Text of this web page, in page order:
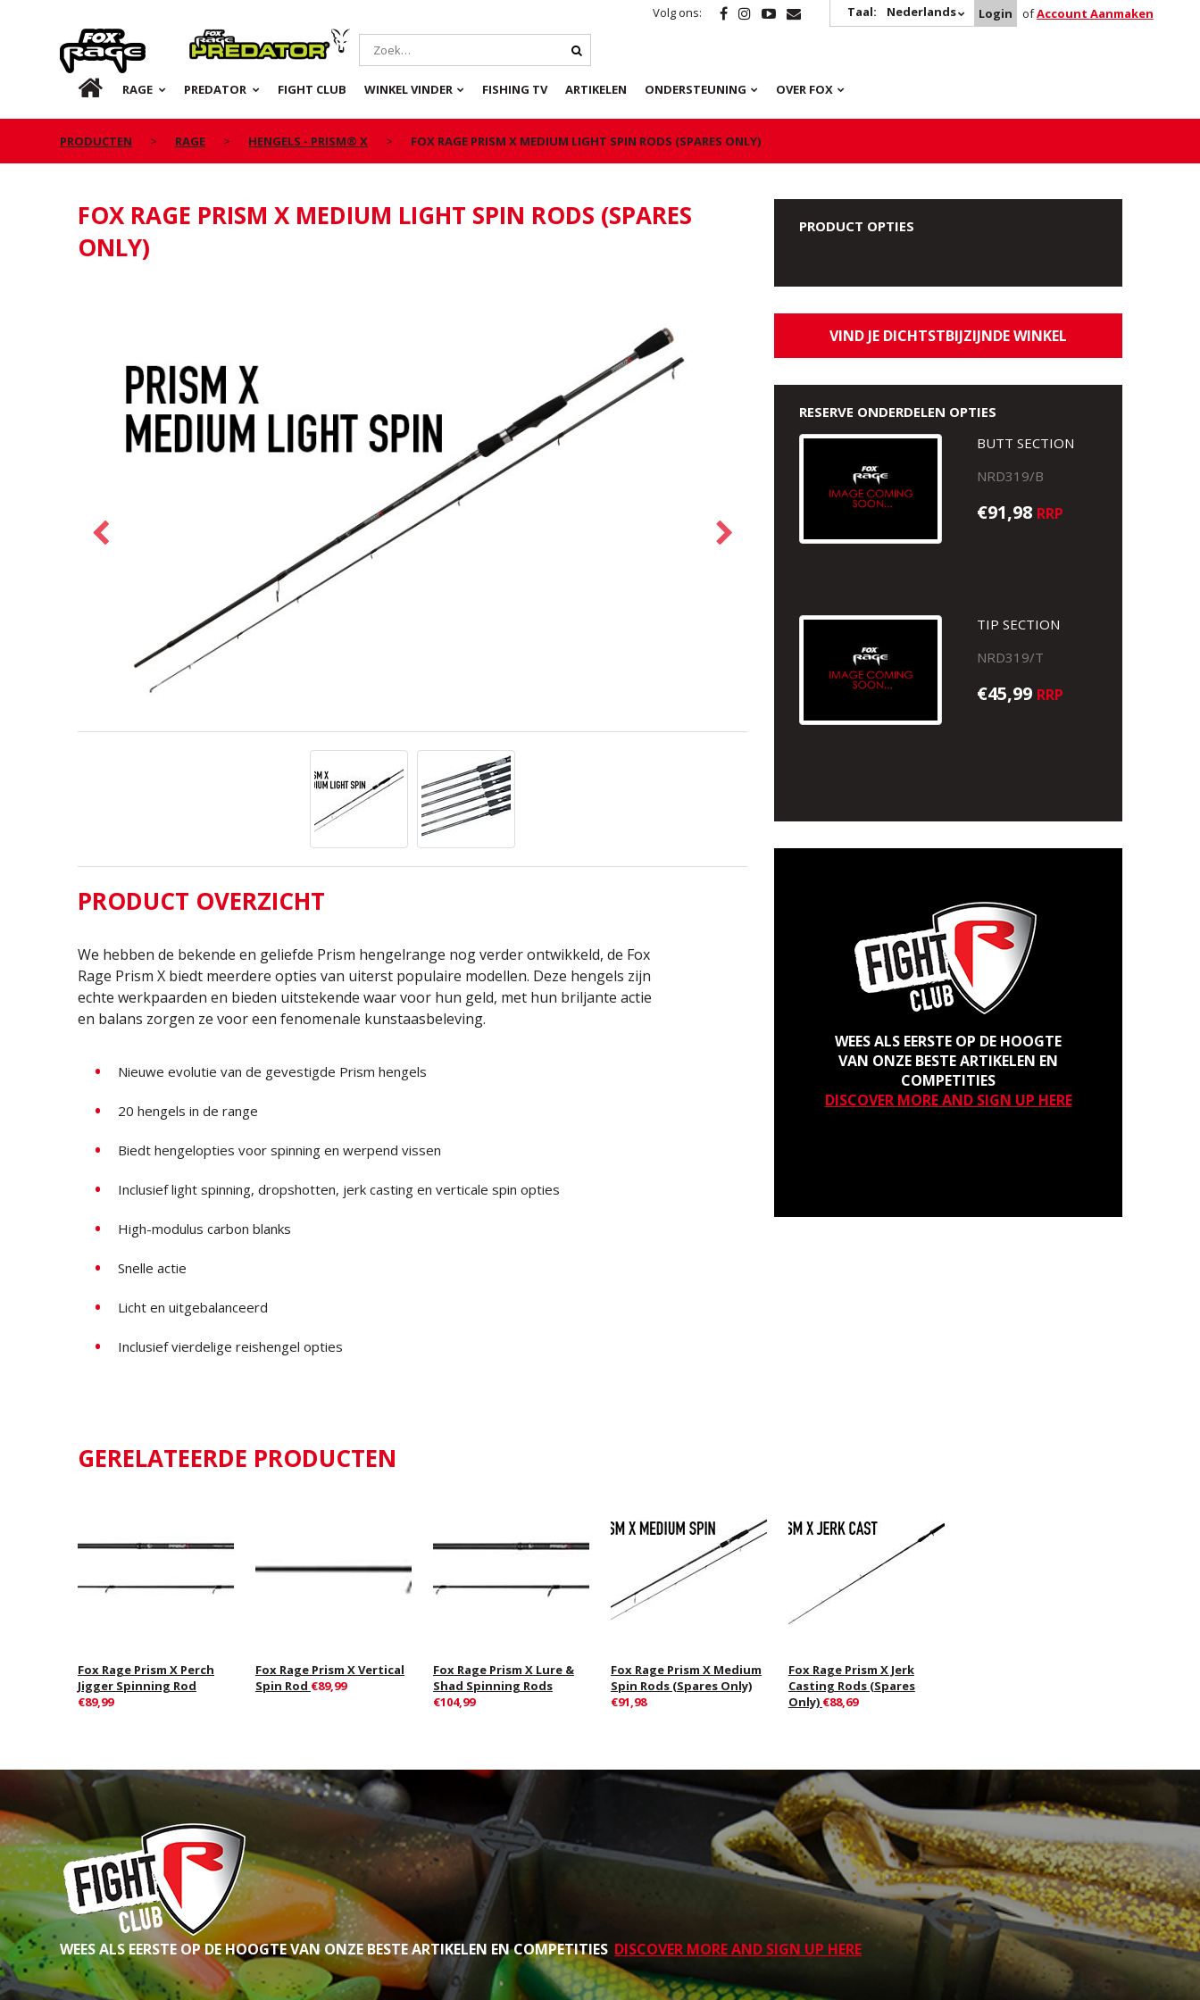
Volg ons: Taal: Nederlands Login ofAccount Aanmaken
Rage Predator
NL RAGE PREDATOR FIGHT CLUB WINKEL VINDER FISHING TV ARTIKELEN ONDERSTEUNING OVER FOX
PRODUCTEN RAGE HENGELS - PRISM® X FOX RAGE PRISM X MEDIUM LIGHT SPIN RODS (SPARES ONLY)
FOX RAGE PRISM X MEDIUM LIGHT SPIN RODS (SPARES
ONLY)
PRODUCT OVERZICHT
We hebben de bekende en geliefde Prism hengelrange nog verder ontwikkeld, de Fox
Rage Prism X biedt meerdere opties van uiterst populaire modellen. Deze hengels zijn
echte werkpaarden en bieden uitstekende waar voor hun geld, met hun briljante actie
en balans zorgen ze voor een fenomenale kunstaasbeleving.
Nieuwe evolutie van de gevestigde Prism hengels
20 hengels in de range
Biedt hengelopties voor spinning en werpend vissen
Inclusief light spinning, dropshotten, jerk casting en verticale spin opties
High-modulus carbon blanks
Snelle actie
Licht en uitgebalanceerd
Inclusief vierdelige reishengel opties
PRODUCT OPTIES
VIND JE DICHTSTBIJZIJNDE WINKEL
RESERVE ONDERDELEN OPTIES
BUTT SECTION
NRD319/B
€91,98 RRP
TIP SECTION
NRD319/T
€45,99 RRP
WEES ALS EERSTE OP DE HOOGTE
VAN ONZE BESTE ARTIKELEN EN
COMPETITIES
DISCOVER MORE AND SIGN UP HERE
GERELATEERDE PRODUCTEN
Fox Rage Prism X Perch
Jigger Spinning Rod
€89,99
Fox Rage Prism X Vertical
Spin Rod €89,99
Fox Rage Prism X Lure &
Shad Spinning Rods
€104,99
Fox Rage Prism X Medium
Spin Rods (Spares Only)
€91,98
Fox Rage Prism X Jerk
Casting Rods (Spares
Only) €88,69
WEES ALS EERSTE OP DE HOOGTE VAN ONZE BESTE ARTIKELEN EN COMPETITIES DISCOVER MORE AND SIGN UP HERE